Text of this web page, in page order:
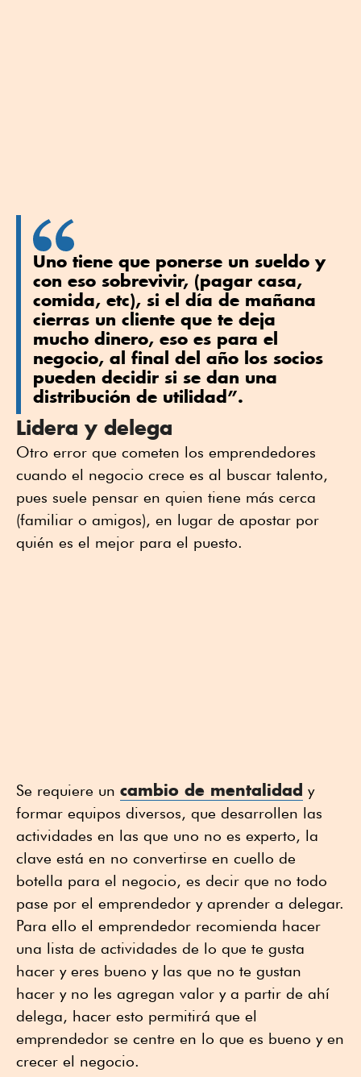
Uno tiene que ponerse un sueldo y
con eso sobrevivir, (pagar casa,
comida, etc), si el día de mañana
cierras un cliente que te deja
mucho dinero, eso es para el
negocio, al final del año los socios
pueden decidir si se dan una
distribución de utilidad”.
Lidera y delega
Otro error que cometen los emprendedores
cuando el negocio crece es al buscar talento,
pues suele pensar en quien tiene más cerca
(familiar o amigos), en lugar de apostar por
quién es el mejor para el puesto.
Se requiere un cambio de mentalidad y
formar equipos diversos, que desarrollen las
actividades en las que uno no es experto, la
clave está en no convertirse en cuello de
botella para el negocio, es decir que no todo
pase por el emprendedor y aprender a delegar.
Para ello el emprendedor recomienda hacer
una lista de actividades de lo que te gusta
hacer y eres bueno y las que no te gustan
hacer y no les agregan valor y a partir de ahí
delega, hacer esto permitirá que el
emprendedor se centre en lo que es bueno y en
crecer el negocio.